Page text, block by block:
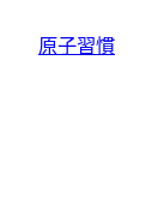
原子習慣